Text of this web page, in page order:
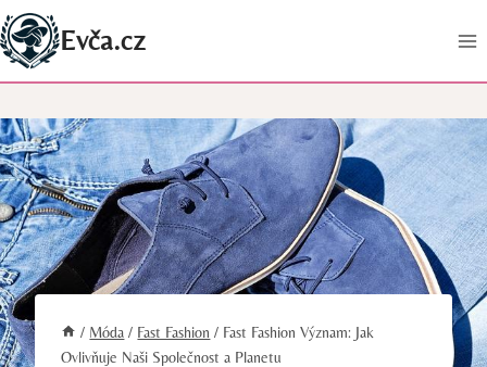
Přeskočit
na
obsah
Evča.cz
/ Móda / Fast Fashion / Fast Fashion Význam: Jak
Ovlivňuje Naši Společnost a Planetu